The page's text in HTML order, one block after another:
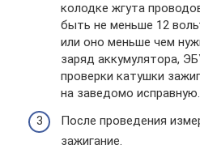
колодке жгута
быть не меньше 12
или оно меньше чем
заряд аккумулятора,
проверки катушки
на заведомо исправную.
После проведения
зажигание.